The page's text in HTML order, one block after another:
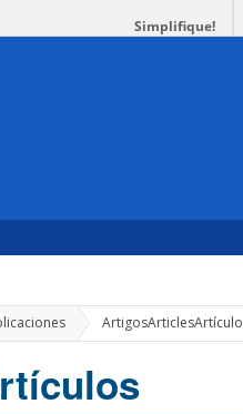
Simplifique!
ArtigosArticles